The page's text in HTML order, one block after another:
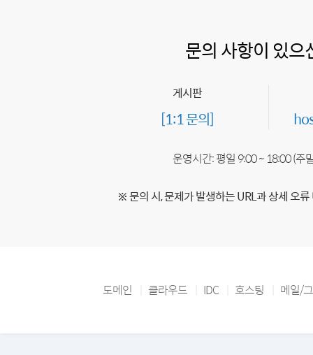
문의 사항이 있으
게시판
[1:1 문의]
운영시간: 평일 9:00 ~ 18:00 (주
※ 문의 시, 문제가 발생하는 URL과 상세 오
도메인 클라우드 IDC 호스팅 메일/